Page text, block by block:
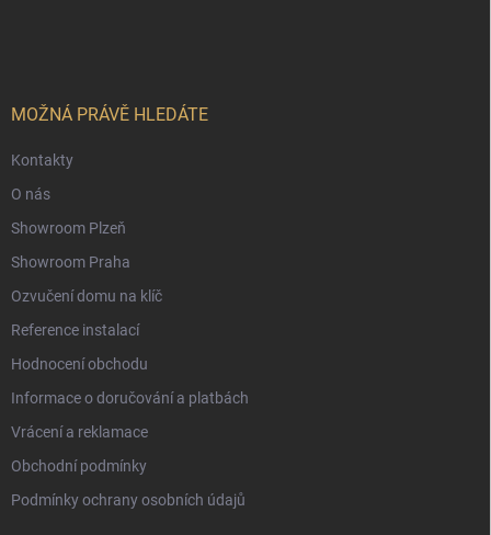
MOŽNÁ PRÁVĚ HLEDÁTE
Kontakty
O nás
Showroom Plzeň
Showroom Praha
Ozvučení domu na klíč
Reference instalací
Hodnocení obchodu
Informace o doručování a platbách
Vrácení a reklamace
Obchodní podmínky
Podmínky ochrany osobních údajů